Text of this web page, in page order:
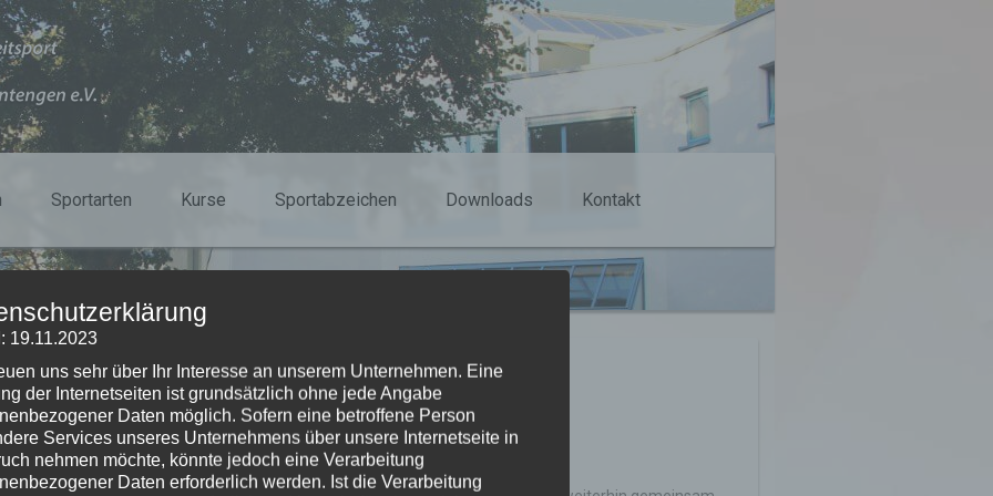
Sportarten Kurse Sportabzeichen Downloads Kontakt
online weiter
19.11.2023
uns sehr über Ihr Interesse an unserem Unternehmen. Eine
der Internetseiten ist grundsätzlich ohne jede Angabe
Daten möglich. Sofern eine betroffene Person
Services unseres Unternehmens über unsere Internetseite in
nehmen möchte, könnte jedoch eine Verarbeitung
Daten erforderlich werden. Ist die Verarbeitung